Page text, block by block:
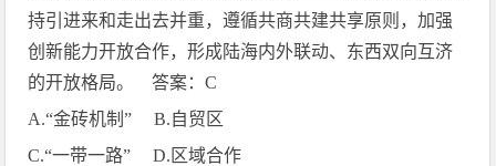
持引进来和走出去并重，遵循共商共建共享原则，加强
创新能力开放合作，形成陆海内外联动、东西双向互济
的开放格局。 答案：C
A.“金砖机制” B.自贸区
C.“一带一路” D. 区域合作